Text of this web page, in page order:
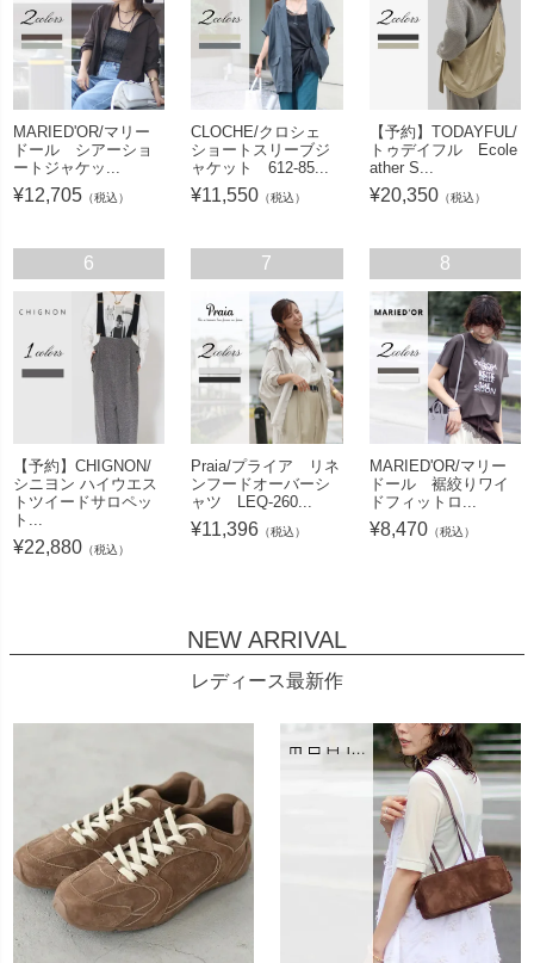
MARIED'OR/マリー
ドール シアーショ
ートジャケッ...
¥12,705 （税込）
CLOCHE/クロシェ
ショートスリーブジ
ャケット 612-85...
¥11,550 （税込）
【予約】TODAYFUL/
トゥデイフル Ecole
ather S...
¥20,350（税込）
6
【予約】CHIGNON/
シニヨン ハイウエス
トツイードサロペッ
ト...
¥22,880 （税込）
7
Praia/プライア リネ
ンフードオーバーシ
ャツ LEQ-260...
¥11,396 （税込）
8
MARIED'OR/マリー
ドール 裾絞りワイ
ドフィットロ...
¥8,470（税込）
NEW ARRIVAL
レディース最新作